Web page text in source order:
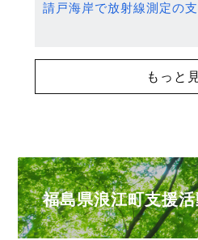
請戸海岸で放射線測定の
もっと
福島県浪江町支援